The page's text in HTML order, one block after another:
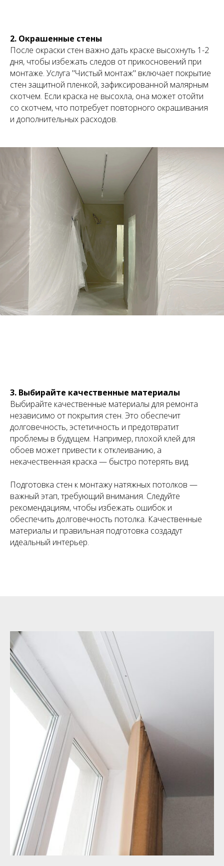
2. Окрашенные стены
После окраски стен важно дать краске высохнуть 1-2
дня, чтобы избежать следов от прикосновений при
монтаже. Услуга "Чистый монтаж" включает покрытие
стен защитной пленкой, зафиксированной малярным
скотчем. Если краска не высохла, она может отойти
со скотчем, что потребует повторного окрашивания
и дополнительных расходов.
3. Выбирайте качественные материалы
Выбирайте качественные материалы для ремонта
независимо от покрытия стен. Это обеспечит
долговечность, эстетичность и предотвратит
проблемы в будущем. Например, плохой клей для
обоев может привести к отклеиванию, а
некачественная краска — быстро потерять вид.
Подготовка стен к монтажу натяжных потолков —
важный этап, требующий внимания. Следуйте
рекомендациям, чтобы избежать ошибок и
обеспечить долговечность потолка. Качественные
материалы и правильная подготовка создадут
идеальный интерьер.